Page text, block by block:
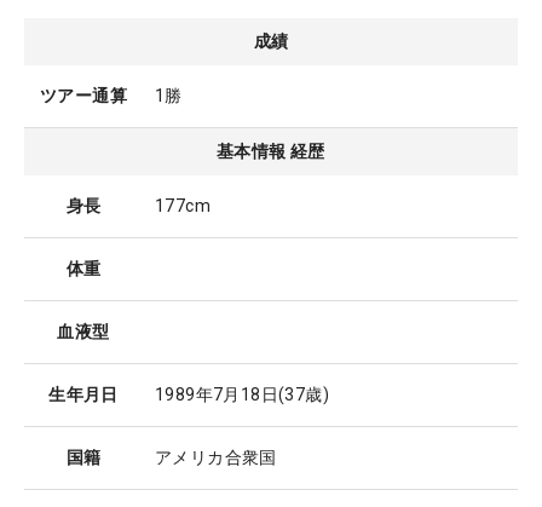
成績
ツアー通算 1勝
基本情報 経歴
身長 177cm
体重
血液型
生年月日 1989年7月18日(37歳)
国籍 アメリカ合衆国